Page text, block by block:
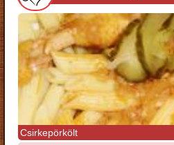
Csirkepörkölt